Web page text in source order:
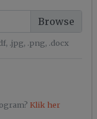
.jpg, .png, .docx
Klik her